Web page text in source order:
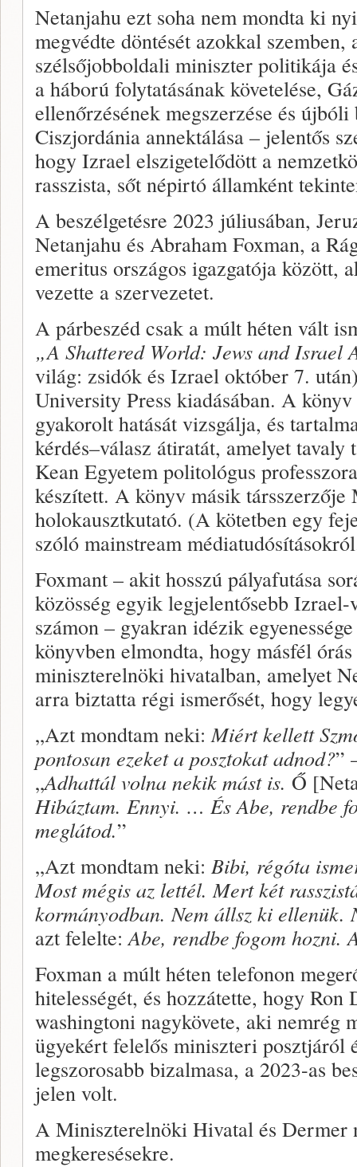
Netanjahu ezt soha nem mondta ki
megvédte döntését azokkal
szélsőjobboldali miniszter politikája
a háború folytatásának követelése,
ellenőrzésének megszerzése és
Ciszjordánia annektálása – jelentős
hogy Izrael elszigetelődött a
rasszista, sőt népirtó államként
A beszélgetésre 2023 júliusában,
Netanjahu és Abraham Foxman, a
emeritus országos igazgatója között,
vezette a szervezetet.
A párbeszéd csak a múlt héten vált
„A Shattered World: Jews and Israel
világ: zsidók és Izrael október 7.
University Press kiadásában. A
gyakorolt hatását vizsgálja, és
kérdés–válasz átiratát, amelyet
Kean Egyetem politológus
készített. A könyv másik társszerzője
holokausztkutató. (A kötetben egy
szóló mainstream
Foxmant – akit hosszú pályafutása
közösség egyik legjelentősebb
számon – gyakran idézik
könyvben elmondta, hogy másfél
miniszterelnöki hivatalban, amelyet
arra biztatta régi ismerősét, hogy
„Azt mondtam neki:Miért kellett
pontosan ezeket a posztokat adnod?”
„Adhattál volna nekik mást is. Ő
Hibáztam. Ennyi. … És Abe, rendbe
meglátod.”
„Azt mondtam neki: Bibi, régóta
Most mégis az lettél. Mert két
kormányodban. Nem állsz ki ellenük.
azt felelte:Abe, rendbe fogom hozni.
Foxman a múlt héten telefonon
hitelességét, és hozzátette, hogy
washingtoni nagykövete, aki nemrég
ügyekért felelős miniszteri posztjáról
legszorosabb bizalmasa, a 2023-as
jelen volt.
A Miniszterelnöki Hivatal és Dermer
megkeresésekre.